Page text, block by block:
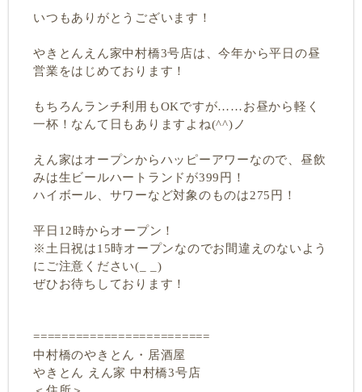
いつもありがとうございます！
やきとんえん家中村橋3号店は、今年から平日の昼
営業をはじめております！
もちろんランチ利用もOKですが……お昼から軽く
一杯！なんて日もありますよね(^^)ノ
えん家はオープンからハッピーアワーなので、昼飲
みは生ビールハートランドが399円！
ハイボール、サワーなど対象のものは275円！
平日12時からオープン！
※土日祝は15時オープンなのでお間違えのないよう
にご注意ください(_ _)
ぜひお待ちしております！
=========================
中村橋のやきとん・居酒屋
やきとん えん家 中村橋3号店